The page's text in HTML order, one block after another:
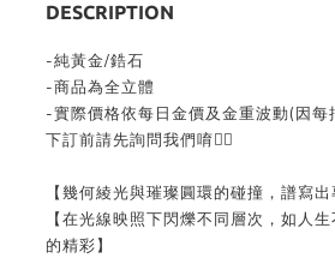
DESCRIPTION
-純黃金/鋯石
-商品為全立體
-實際價格依每日金價及金重波動(因每
下訂前請先詢問我們唷👍🏻
【幾何綾光與璀璨圓環的碰撞，譜寫出
【在光線映照下閃爍不同層次，如人
的精彩】